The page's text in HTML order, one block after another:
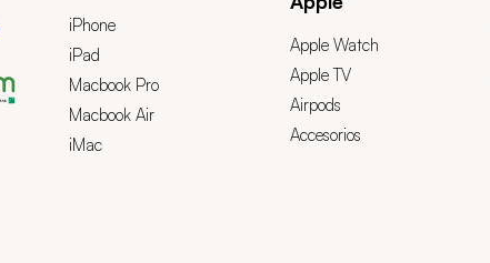
iPhone
iPad
Macbook Pro
Macbook Air
iMac
Apple Watch
Apple TV
Airpods
Accesorios